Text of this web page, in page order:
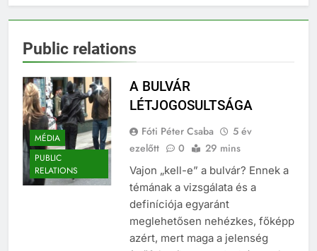
Public relations
MÉDIA
PUBLIC
RELATIONS
A BULVÁR
Fóti Péter Csaba
5 év
Vajon „kell-e” a bulvár? Ennek a
témának a vizsgálata és a
definíciója egyaránt
meglehetősen nehézkes, főképp